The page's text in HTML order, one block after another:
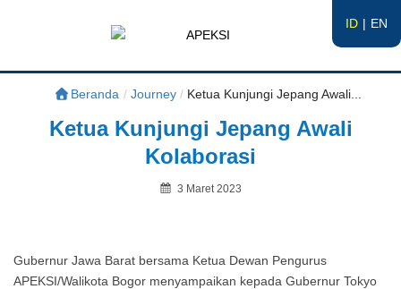
ID EN
APEKSI
#APEKSInergi
Beranda / Journey / Ketua Kunjungi Jepang Awali...
Ketua Kunjungi Jepang Awali
Kolaborasi
Posted
3 Maret 2023
Gubernur Jawa Barat bersama Ketua Dewan Pengurus
APEKSI/Walikota Bogor menyampaikan kepada Gubernur Tokyo